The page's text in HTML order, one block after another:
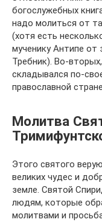
богослужебных
надо молиться от
(хотя есть
мученику Антипе от
Требник). Во-
складывался по-
православной
Молитва
Этого святого
великих чудес и
земле. Святой
людям, которые
молитвами и